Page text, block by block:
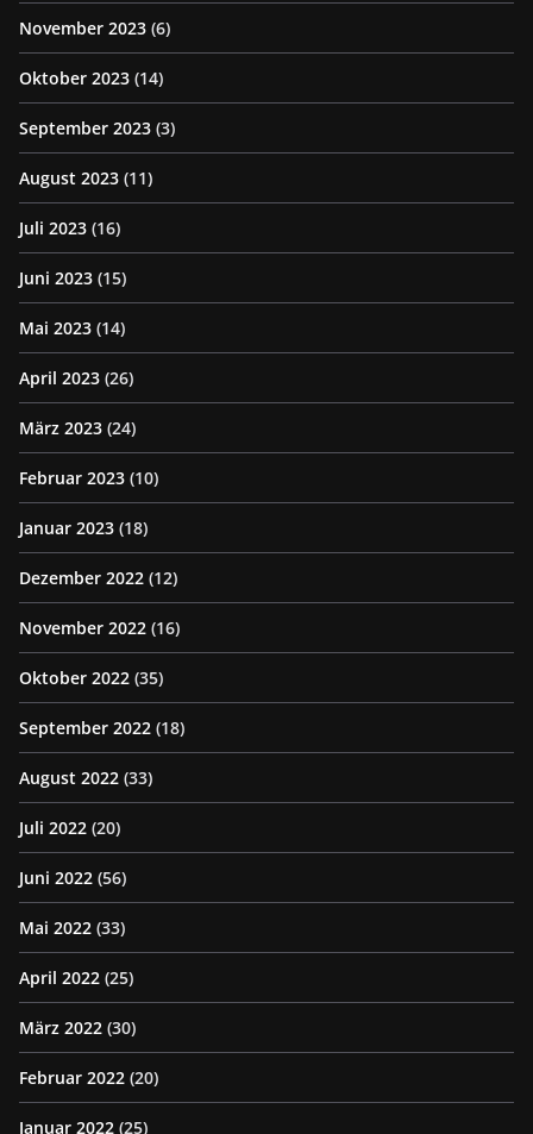
November 2023 (6)
Oktober 2023 (14)
September 2023 (3)
August 2023 (11)
Juli 2023 (16)
Juni 2023 (15)
Mai 2023 (14)
April 2023 (26)
März 2023 (24)
Februar 2023 (10)
Januar 2023 (18)
Dezember 2022 (12)
November 2022 (16)
Oktober 2022 (35)
September 2022 (18)
August 2022 (33)
Juli 2022 (20)
Juni 2022 (56)
Mai 2022 (33)
April 2022 (25)
März 2022 (30)
Februar 2022 (20)
Januar 2022 (25)